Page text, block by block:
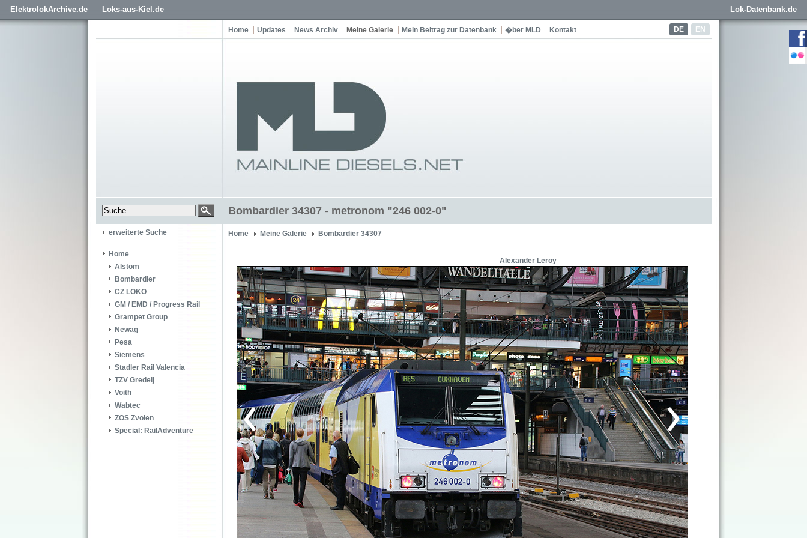
ElektrolokArchive.de Loks-aus-Kiel.de Lok-Datenbank.de
DE EN
Home Updates News Archiv Meine Galerie Mein Beitrag zur Datenbank �ber MLD Kontakt
Bombardier 34307 - metronom "246 002-0"
erweiterte Suche
Home
Alstom
Bombardier
CZ LOKO
GM / EMD / Progress Rail
Grampet Group
Newag
Pesa
Siemens
Stadler Rail Valencia
TZV Gredelj
Voith
Wabtec
ZOS Zvolen
Special: RailAdventure
Home Meine Galerie Bombardier 34307
Alexander Leroy